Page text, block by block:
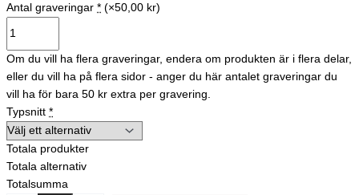
Antal graveringar * (×50,00 kr)
Om du vill ha flera graveringar, endera om produkten är i flera delar,
eller du vill ha på flera sidor - anger du här antalet graveringar du
vill ha för bara 50 kr extra per gravering.
Typsnitt *
Totala produkter
Totala alternativ
Totalsumma